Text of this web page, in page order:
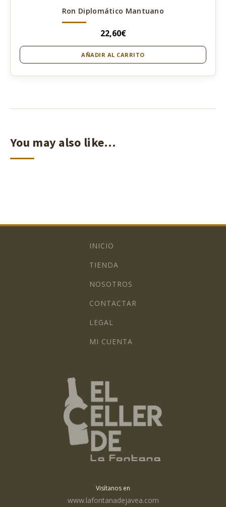
Ron Diplomático Mantuano
22,60€
AÑADIR AL CARRITO
You may also like…
INICIO
TIENDA
NOSOTROS
CONTACTAR
LEGAL
MI CUENTA
Visítanos en
www.lafontanadejavea.com